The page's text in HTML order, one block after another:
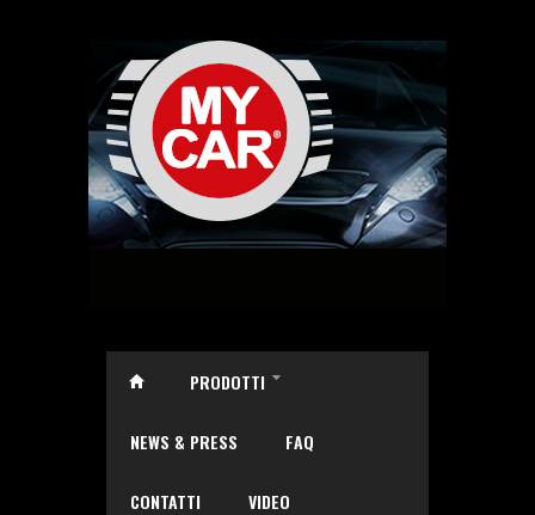
PRODOTTI
NEWS & PRESS FAQ
CONTATTI VIDEO